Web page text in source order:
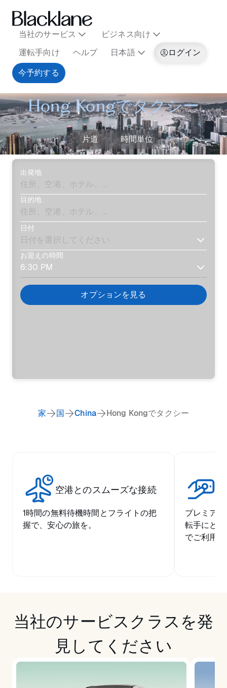
当社のサービス
ビジネス向け
運転手向け
ヘルプ 日本語
ログイン
今予約する
Hong Kongでタクシー
片道 時間単位
出発地
目的地
日付
お迎えの時間
オプションを見る
家 国 China Hong Kongでタクシー
空港とのスムーズな接続
1時間の無料待機時間とフライトの把
握で、安心の旅を。
プレミア
転手にと
でご利用
当社のサービスクラスを発
見してください